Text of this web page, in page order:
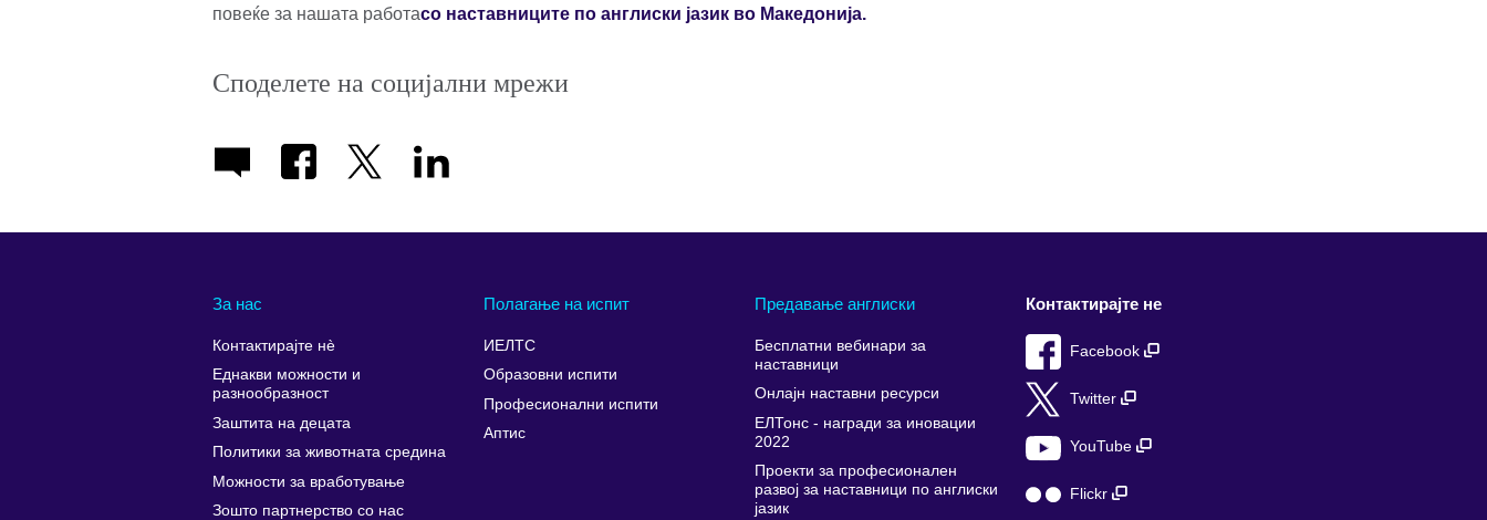
повеќе за нашата работасо наставниците по англиски јазик во Македонија.
Споделете на социјални мрежи
За нас
Контактирајте нè
Еднакви можности и
разнообразност
Заштита на децата
Политики за животната средина
Можности за вработување
Зошто партнерство со нас
Полагање на испит
ИЕЛТС
Образовни испити
Професионални испити
Aптис
Предавање англиски
Бесплатни вебинари за
наставници
Онлајн наставни ресурси
ЕЛТонс - награди за иновации
2022
Проекти за професионален
развој за наставници по англиски
јазик
Контактирајте не
Facebook
Twitter
YouTube
Flickr